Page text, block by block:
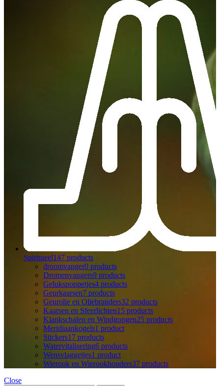
Spiritueel147 products
droomvanger0 products
Dromenvangers9 products
Gelukspoppetjes4 products
Geurkaarsen7 products
Geurolie en Oliebranders32 products
Kaarsen en Sfeerlichten15 products
Klankschalen en Windgongen25 products
Meridiaankogels1 product
Stickers17 products
Watervitalisering6 products
Wensvlaggetjes1 product
Wierook en Wierookhouders37 products
Close